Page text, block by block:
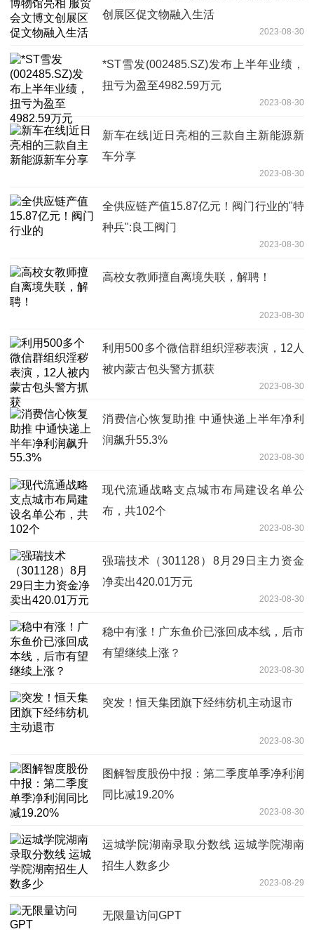
创展区促文物融入生活
2023-08-30
*ST雪发(002485.SZ)发布上半年业绩，
扭亏为盈至4982.59万元
2023-08-30
新车在线|近日亮相的三款自主新能源新
车分享
2023-08-30
全供应链产值15.87亿元！阀门行业的"特
种兵":良工阀门
2023-08-30
高校女教师擅自离境失联，解聘！
2023-08-30
利用500多个微信群组织淫秽表演，12人
被内蒙古包头警方抓获
2023-08-30
消费信心恢复助推 中通快递上半年净利
润飙升55.3%
2023-08-30
现代流通战略支点城市布局建设名单公
布，共102个
2023-08-30
强瑞技术（301128）8月29日主力资金
净卖出420.01万元
2023-08-30
稳中有涨！广东鱼价已涨回成本线，后市
有望继续上涨？
2023-08-30
突发！恒天集团旗下经纬纺机主动退市
2023-08-30
图解智度股份中报：第二季度单季净利润
同比减19.20%
2023-08-30
运城学院湖南录取分数线 运城学院湖南
招生人数多少
2023-08-29
无限量访问GPT